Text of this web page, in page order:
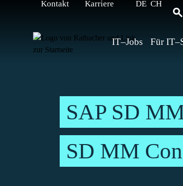
Kontakt Karriere DE CH
IT–Jobs Für
SAP SD
SD MM